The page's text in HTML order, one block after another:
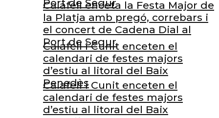
Port de Segur
Calafell i Cunit enceten el
calendari de festes majors
d’estiu al litoral del Baix
Penedès
Calafell enceta la Festa Major de
la Platja amb pregó, correbars i
el concert de Cadena Dial al
Port de Segur
Calafell i Cunit enceten el
calendari de festes majors
d’estiu al litoral del Baix